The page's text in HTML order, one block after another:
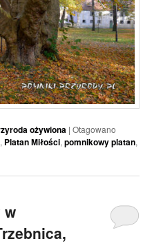
ożywiona |Otagowano
, Platan Miłości,pomnikowy platan,
w